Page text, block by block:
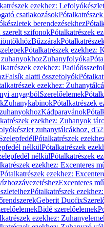
ezekhez:
csatlakozások
berendezésekhez
szerelt szifonokPótalkatrészek
Bűzzárak
Pótalkatrészek ezekhez:
Zuhanyfolyóka
ezekhez:
Falsík alatti összefolyók
ezekhez:
anyagbólSzerelőelemek
ZuhanykabinokPótalkatrészek
Kádparavánok
ezekhez: Zuhanyok
zuhanytálcákhoz, d52
Pótalkatrészek
nélkülPótalkatrészek
nélkülPótalkatrészek
ezekhez: Excenteres
Pótalkatrészek ezekhez:
Excenteres
Pótalkatrészek
Geberit Duofix
Bidé szerelőelemek
ezekhez: